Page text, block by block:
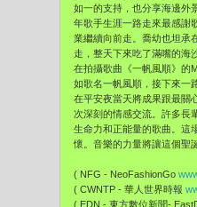
如一的支持，也分享海邊外
年歌手生涯一路走來最感謝
業繼續向前走。喬幼也坦承
走，整天下來吃了滿嘴的海
在拍攝歌曲《一帆風順》的
如歌名一帆風順，接下來一
在平安夜當天將成果跟最關
次深刻的情感交流。許多長
生命力和正能量的歌曲。這
懷。音樂的力量將讓這個聖
( NFG - NeoFashionGo
( CWNTP - 華人世界時報
( EDN - 東方數位新聞-